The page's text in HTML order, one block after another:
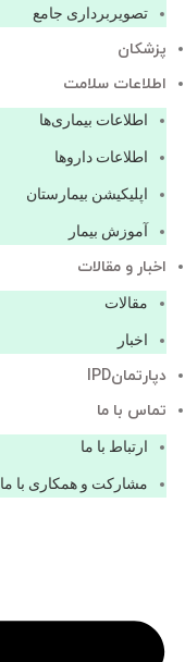
تصویربرداری جامع
پزشكان
اطلاعات سلامت
اطلاعات بیماری‌ها
اطلاعات دارو‌ها
اپليكيشن بيمارستان
آموزش بیمار
اخبار و مقالات
مقالات
اخبار
دپارتمانIPD
تماس با ما
ارتباط با ما
مشاركت و همكاری با ما